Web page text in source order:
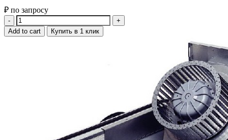
₽ по запросу
Quantity
Add to cart Купить в 1 клик